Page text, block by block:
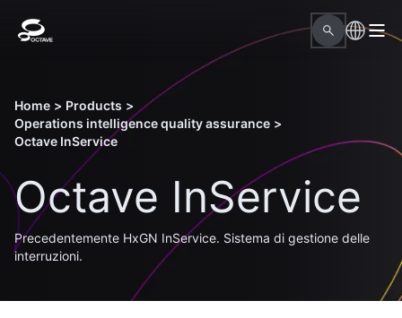
Home > Products >
Operations intelligence quality assurance >
Octave InService
Octave InService
Precedentemente HxGN InService. Sistema di gestione delle
interruzioni.